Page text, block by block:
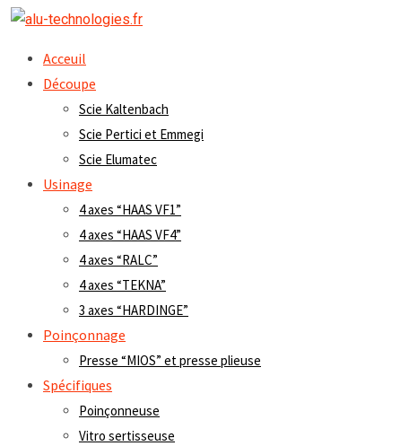
Acceuil
Découpe
Scie Kaltenbach
Scie Pertici et Emmegi
Scie Elumatec
Usinage
4 axes “HAAS VF1”
4 axes “HAAS VF4”
4 axes “RALC”
4 axes “TEKNA”
3 axes “HARDINGE”
Poinçonnage
Presse “MIOS” et presse plieuse
Spécifiques
Poinçonneuse
Vitro sertisseuse